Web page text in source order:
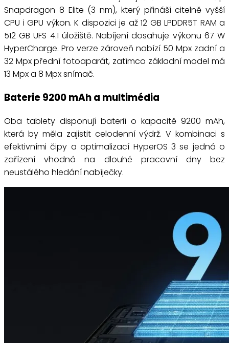
Snapdragon 8 Elite (3 nm), který přináší citelně vyšší
CPU i GPU výkon. K dispozici je až 12 GB LPDDR5T RAM a
512 GB UFS 4.1 úložiště. Nabíjení dosahuje výkonu 67 W
HyperCharge. Pro verze zároveň nabízí 50 Mpx zadní a
32 Mpx přední fotoaparát, zatímco základní model má
13 Mpx a 8 Mpx snímač.
Baterie 9200 mAh a multimédia
Oba tablety disponují baterií o kapacitě 9200 mAh,
která by měla zajistit celodenní výdrž. V kombinaci s
efektivními čipy a optimalizací HyperOS 3 se jedná o
zařízení vhodná na dlouhé pracovní dny bez
neustálého hledání nabíječky.